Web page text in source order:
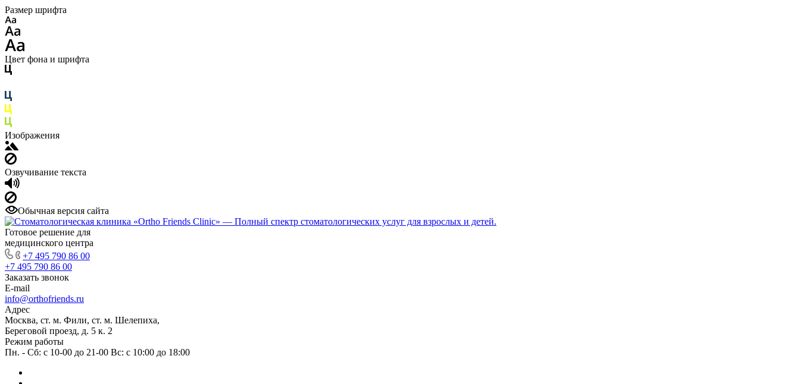
Размер шрифта
Цвет фона и шрифта
Изображения
Озвучивание текста
Обычная версия сайта
Готовое решение для
медицинского центра
+7 495 790 86 00
+7 495 790 86 00
Заказать звонок
E-mail
info@orthofriends.ru
Адрес
Москва, ст. м. Фили, ст. м. Шелепиха,
Береговой проезд, д. 5 к. 2
Режим работы
Пн. - Сб: с 10-00 до 21-00 Вс: c 10:00 до 18:00